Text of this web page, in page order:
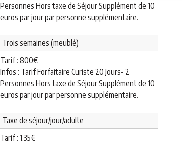
Personnes Hors taxe de Séjour Supplément de 10
euros par jour par personne supplémentaire.
Trois semaines (meublé)
Tarif : 800€
Infos : Tarif Forfaitaire Curiste 20 Jours- 2
Personnes Hors taxe de Séjour Supplément de 10
euros par jour par personne supplémentaire.
Taxe de séjour/jour/adulte
Tarif : 1.35€